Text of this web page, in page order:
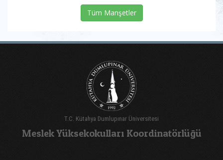
Tüm Manşetler
T.C. Kütahya Dumlupınar Üniversitesi
Meslek Yüksekokulları Koordinatörlüğü